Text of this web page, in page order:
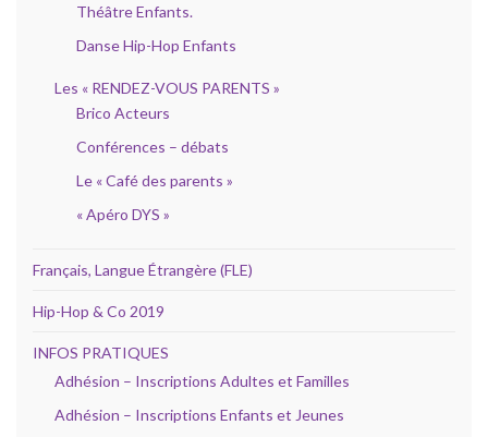
Théâtre Enfants.
Danse Hip-Hop Enfants
Les « RENDEZ-VOUS PARENTS »
Brico Acteurs
Conférences – débats
Le « Café des parents »
« Apéro DYS »
Français, Langue Étrangère (FLE)
Hip-Hop & Co 2019
INFOS PRATIQUES
Adhésion – Inscriptions Adultes et Familles
Adhésion – Inscriptions Enfants et Jeunes